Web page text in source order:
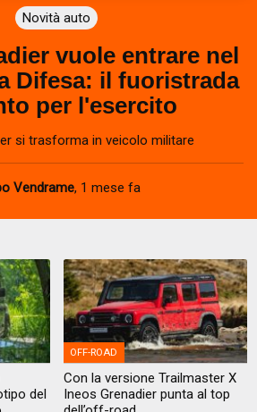
Novità auto
vuole entrare nel
Difesa: il fuoristrada
per l'esercito
si trasforma in veicolo militare
Vendrame, 1 mese fa
del
OFF-ROAD
Con la versione Trailmaster X
Ineos Grenadier punta al top